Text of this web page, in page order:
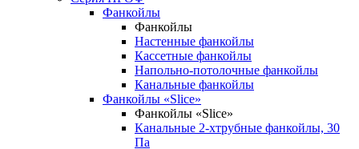
Фанкойлы
Фанкойлы
Настенные фанкойлы
Кассетные фанкойлы
Напольно-потолочные фанкойлы
Канальные фанкойлы
Фанкойлы «Slice»
Фанкойлы «Slice»
Канальные 2-хтрубные фанкойлы, 30
Па